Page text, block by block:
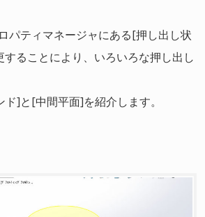
パティマネージャにある[押し出し状
ることにより、いろいろな押し出し
]と[中間平面]を紹介します。